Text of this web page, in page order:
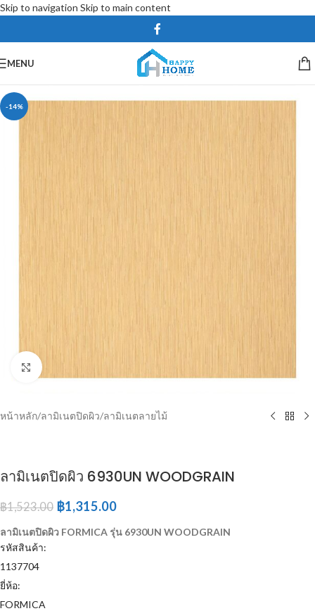
Skip to navigation Skip to main content
MENU
-14%
Click to enlarge
หน้าหลัก/ลามิเนตปิดผิว/ลามิเนตลายไม้
ลามิเนตปิดผิว 6930UN WOODGRAIN
฿1,523.00 ฿1,315.00
ลามิเนตปิดผิว FORMICA รุ่น 6930UN WOODGRAIN
รหัสสินค้า:
1137704
ยี่ห้อ:
FORMICA